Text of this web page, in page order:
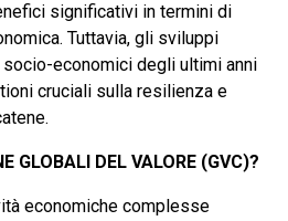
significativi in termini di
Tuttavia, gli sviluppi
economici degli ultimi anni
cruciali sulla resilienza e
GLOBALI DEL VALORE (GVC)?
economiche complesse